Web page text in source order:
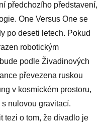
předchozího představení,
One Versus One se
po deseti letech. Pokud
robotickým
podle Živadinových
převezena ruskou
v kosmickém prostoru,
nulovou gravitací.
tezi o tom, že divadlo je